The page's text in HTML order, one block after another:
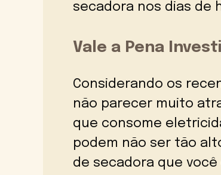
secadora nos dias de
Vale a Pena
Considerando os
não parecer muito
que consome
podem não ser tão
de secadora que